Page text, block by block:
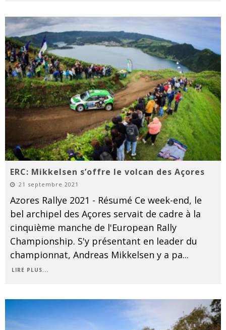
ERC: Mikkelsen s’offre le volcan des Açores
21 septembre 2021
Azores Rallye 2021 - Résumé Ce week-end, le
bel archipel des Açores servait de cadre à la
cinquième manche de l'European Rally
Championship. S'y présentant en leader du
championnat, Andreas Mikkelsen y a pa...
LIRE PLUS...